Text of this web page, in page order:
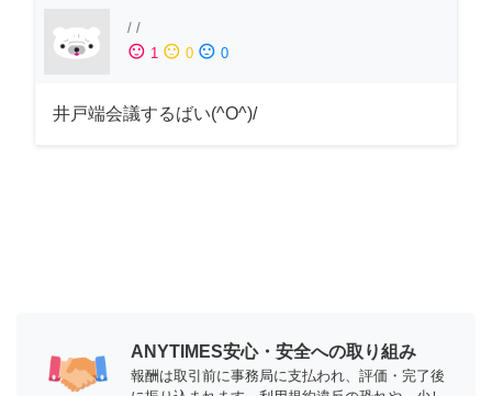
/ /
sentiment_satisfied 1 sentiment_neutral 0 sentiment_dissatisfied 0
井戸端会議するばい(^O^)/
ANYTIMES安心・安全への取り組み
報酬は取引前に事務局に支払われ、評価・完了後